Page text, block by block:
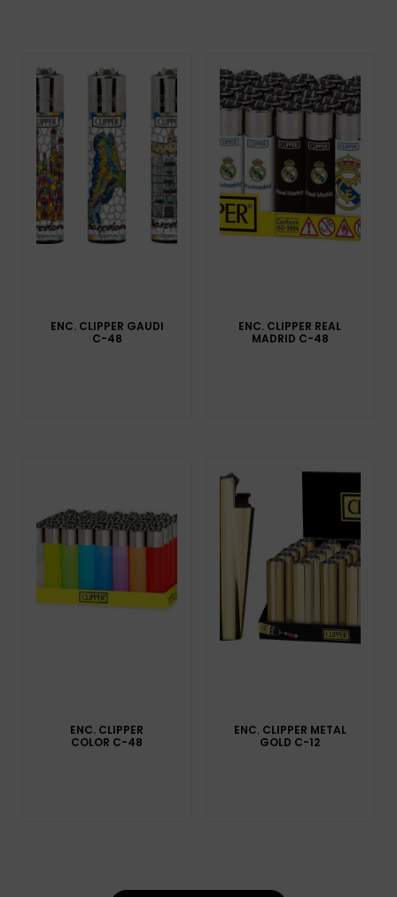
ENC. CLIPPER GAUDI
C-48
ENC. CLIPPER REAL
MADRID C-48
ENC. CLIPPER
COLOR C-48
ENC. CLIPPER METAL
GOLD C-12